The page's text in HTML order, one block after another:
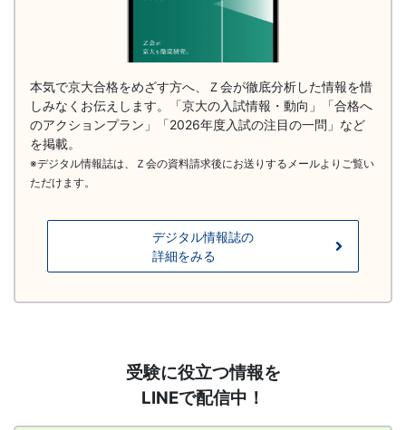
本気で京大合格をめざす方へ、Ｚ会が徹底分析した情報を惜
しみなくお伝えします。「京大の入試情報・動向」「合格へ
のアクションプラン」「2026年度入試の注目の一問」など
を掲載。
※デジタル情報誌は、Ｚ会の資料請求後にお送りするメールよりご覧い
ただけます。
デジタル情報誌の
詳細をみる
通
受験に役立つ情報を
LINEで配信中！